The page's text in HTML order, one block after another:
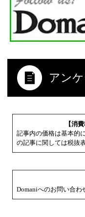
アンケ
【消
記事内の価格は基本的
の記事に関しては税抜
Domaniへのお問い合わ